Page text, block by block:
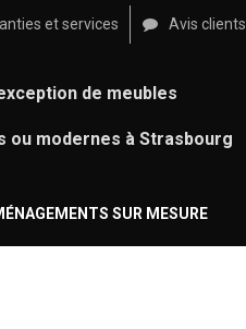
et services Avis clients
de meubles
ou modernes à Strasbourg
SUR MESURE